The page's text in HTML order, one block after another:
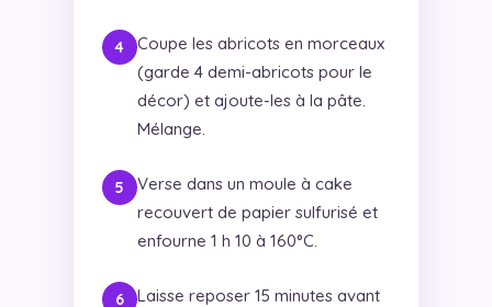
Coupe les abricots en morceaux
(garde 4 demi-abricots pour le
décor) et ajoute-les à la pâte.
Mélange.
Verse dans un moule à cake
recouvert de papier sulfurisé et
enfourne 1 h 10 à 160°C.
Laisse reposer 15 minutes avant